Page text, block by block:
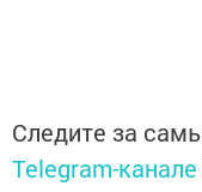
Telegram-канале